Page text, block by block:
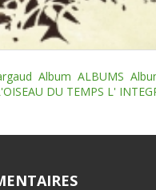
Album ALBUMS
DU TEMPS L'